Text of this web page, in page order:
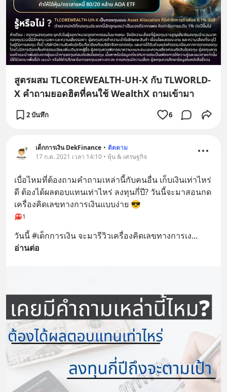
สูตรผสม TLCOREWEALTH-UH-X กับ TLWORLD-
X คำถามยอดฮิตที่คนใช้ WealthX ถามเข้ามา
2 บันทึก 6
เด็กการเงิน DekFinance • ติดตาม
17 ก.ค. 2021 เวลา 14:10 • หุ้น & เศรษฐกิจ
เบื่อไหมที่ต้องถามคำถามเหล่านี้กับคนอื่น เก็บเงินเท่าไหร่
ดี ต้องได้ผลตอบแทนเท่าไหร่ ลงทุนกี่ปี? วันนี้จะมาสอนกด
เครื่องคิดเลขทางการเงินแบบง่าย 😎
1
วันนี้ #เด็กการเงิน จะมารีวิวเครื่องคิดเลขทางการเง
อ่านต่อ